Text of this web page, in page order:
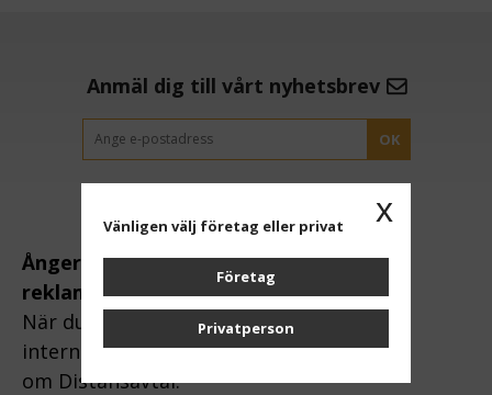
Anmäl dig till vårt nyhetsbrev
OK
Ångerrätt och
reklamation:
När du handlar via
internet gäller lagen
om Distansavtal.
x
Vänligen välj företag eller privat
Företag
Privatperson